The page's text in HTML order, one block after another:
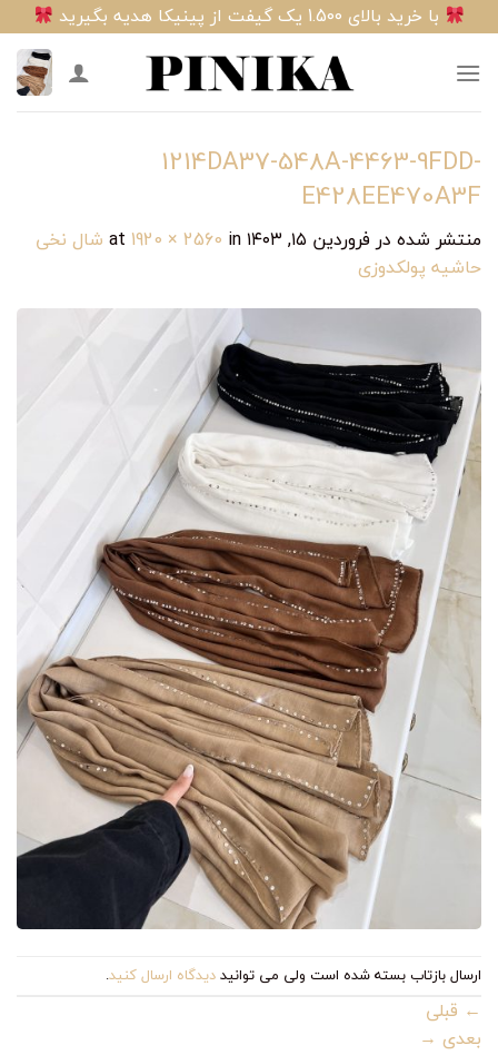
to
content
با خرید بالای 1.500 یک گیفت از پینیکا هدیه بگیرید
1214DA37-548A-4463-9FDD-
E428EE470A3F
منتشر شده در فروردین ۱۵, ۱۴۰۳ 1920 × 2560 in
شال نخی
حاشیه پولکدوزی
ارسال بازتاب بسته شده است ولی می توانیددیدگاه ارسال کنید.
← قبلی
بعدی →